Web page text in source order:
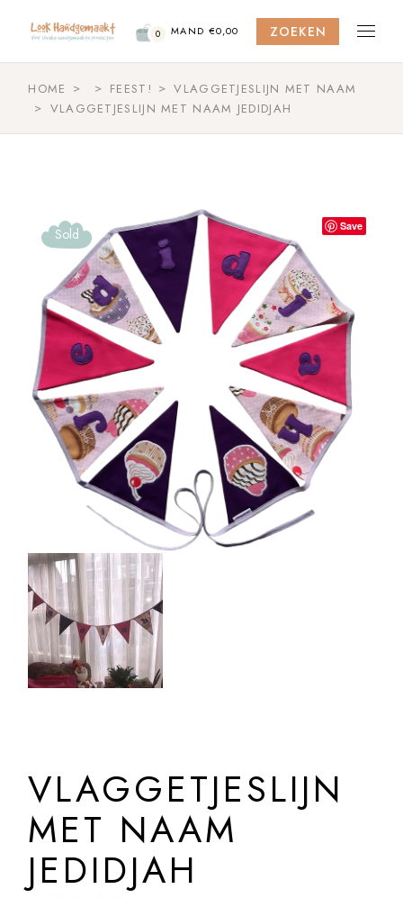
content
0 MAND €0,00 ZOEKEN
HOME FEEST!
VLAGGETJESLIJN MET NAAM
VLAGGETJESLIJN MET NAAM JEDIDJAH
Sold Save
VLAGGETJESLIJN
MET NAAM
JEDIDJAH